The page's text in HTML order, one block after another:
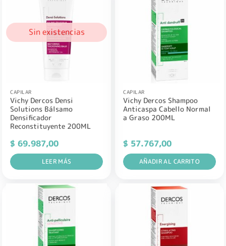
Sin existencias
CAPILAR
Vichy Dercos Densi
Solutions Bálsamo
Densificador
Reconstituyente 200ML
$ 69.987,00
LEER MÁS
CAPILAR
Vichy Dercos Shampoo
Anticaspa Cabello Normal
a Graso 200ML
$ 57.767,00
AÑADIR AL CARRITO